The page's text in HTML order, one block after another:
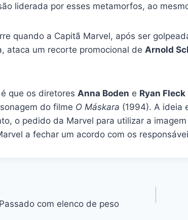
liderada por esses metamorfos, ao
quando a Capitã Marvel, após ser
ataca um recorte promocional de Arnold
que os diretores Anna Boden e Ryan Fleck
do filme O Máskara (1994). A ideia
o pedido da Marvel para utilizar a
a fechar um acordo com os
com elenco de peso